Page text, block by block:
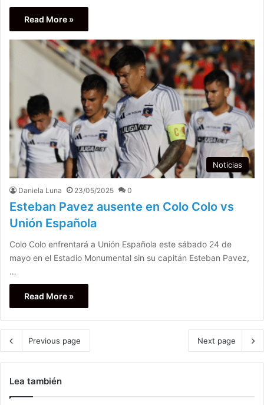
Read More »
Noticias
Daniela Luna 23/05/2025 0
Esteban Pavez ausente en Colo Colo vs
Unión Española
Colo Colo enfrentará a Unión Española este sábado 24 de
mayo en el Estadio Monumental sin su capitán Esteban Pavez,
…
Read More »
Previous page Next page
Lea también